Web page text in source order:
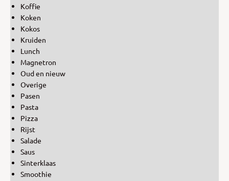
Koffie
Koken
Kokos
Kruiden
Lunch
Magnetron
Oud en nieuw
Overige
Pasen
Pasta
Pizza
Rijst
Salade
Saus
Sinterklaas
Smoothie